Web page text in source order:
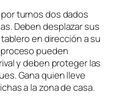
turnos dos dados
Deben desplazar sus
en dirección a su
pueden
y deben proteger las
Gana quien lleve
a la zona de casa.